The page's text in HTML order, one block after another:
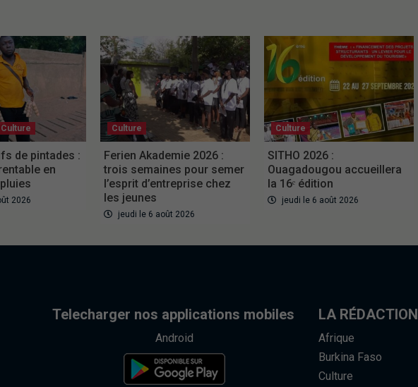
Culture
de pintades :
en
2026
Culture
Ferien Akademie 2026 :
trois semaines pour semer
l’esprit d’entreprise chez
les jeunes
jeudi le 6 août 2026
Culture
SITHO 2026 :
Ouagadougou accueillera
la 16ᵉ édition
jeudi le 6 août 2026
Telecharger nos applications mobiles
Android
LA RÉDACTION
Afrique
Burkina Faso
Culture